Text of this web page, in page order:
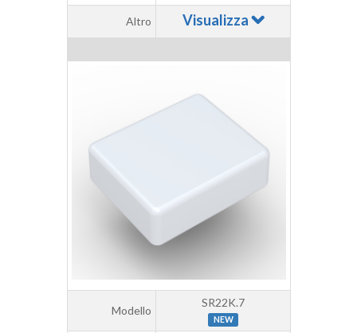
Altro Visualizza
Modello
SR22K.7
NEW